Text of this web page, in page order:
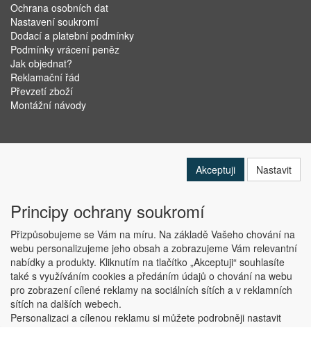
Ochrana osobních dat
Nastavení soukromí
Dodací a platební podmínky
Podmínky vrácení peněz
Jak objednat?
Reklamační řád
Převzetí zboží
Montážní návody
Copyright © ABRA Software a.s. 2019
Akceptuji Nastavit
Principy ochrany soukromí
Přizpůsobujeme se Vám na míru. Na základě Vašeho chování na
webu personalizujeme jeho obsah a zobrazujeme Vám relevantní
nabídky a produkty. Kliknutím na tlačítko „Akceptuji“ souhlasíte
také s využíváním cookies a předáním údajů o chování na webu
pro zobrazení cílené reklamy na sociálních sítích a v reklamních
sítích na dalších webech.
Personalizaci a cílenou reklamu si můžete podrobněji nastavit